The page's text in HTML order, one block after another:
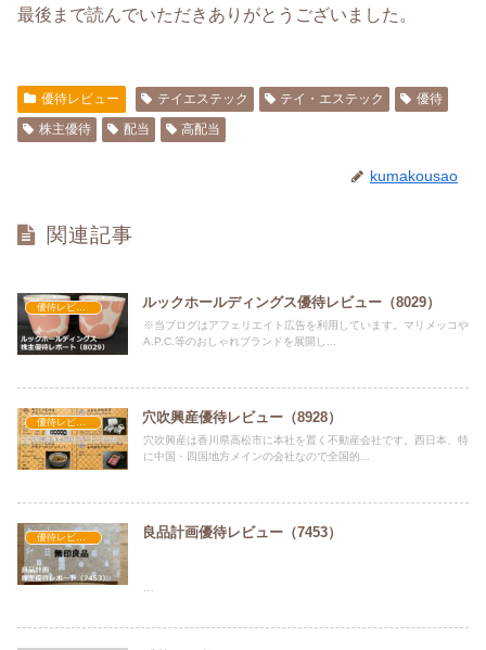
最後まで読んでいただきありがとうございました。
優待レビュー テイエステック テイ・エステック
優待
株主優待
配当 高配当
kumakousao
関連記事
優待レビュー ルックホールディングス優待レビュー（8029）
※当ブログはアフェリエイト広告を利用しています。マリメッコや
A.P.C.等のおしゃれブランドを展開し...
優待レビュー 穴吹興産優待レビュー（8928）
穴吹興産は香川県高松市に本社を置く不動産会社です。西日本、特
に中国・四国地方メインの会社なので全国的...
良品計画優待レビュー（7453）